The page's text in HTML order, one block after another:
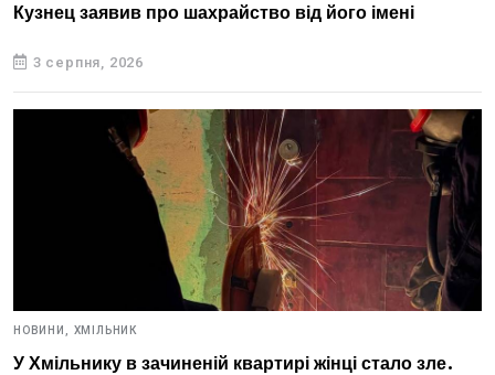
Кузнец заявив про шахрайство від його імені
3 серпня, 2026
НОВИНИ, ХМІЛЬНИК
У Хмільнику в зачиненій квартирі жінці стало зле.